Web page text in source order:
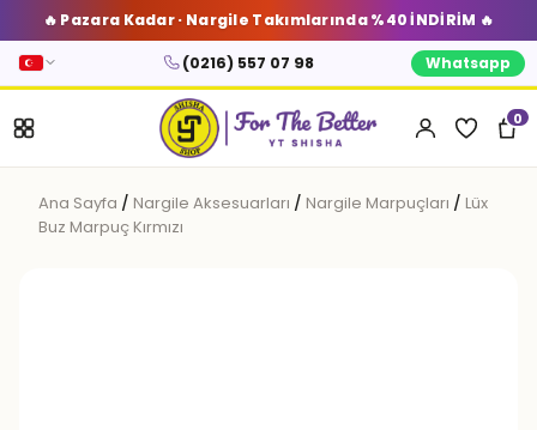
🔥 Pazara Kadar · Nargile Takımlarında %40 İNDİRİM 🔥
(0216) 557 07 98 Whatsapp
0
Ana Sayfa / Nargile Aksesuarları / Nargile Marpuçları / Lüx
Buz Marpuç Kırmızı